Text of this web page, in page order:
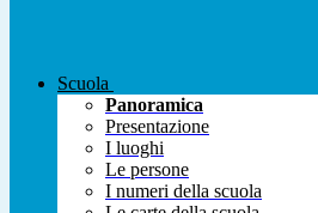
Scuola
Panoramica
Presentazione
I luoghi
Le persone
I numeri della scuola